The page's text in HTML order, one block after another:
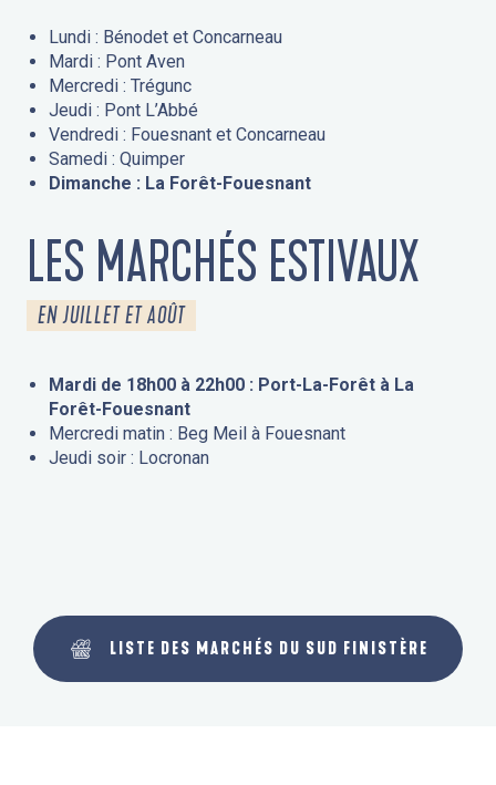
Lundi : Bénodet et Concarneau
Mardi : Pont Aven
Mercredi : Trégunc
Jeudi : Pont L’Abbé
Vendredi : Fouesnant et Concarneau
Samedi : Quimper
Dimanche : La Forêt-Fouesnant
LES MARCHÉS ESTIVAUX
EN JUILLET ET AOÛT
Mardi de 18h00 à 22h00 : Port-La-Forêt à La
Forêt-Fouesnant
Mercredi matin : Beg Meil à Fouesnant
Jeudi soir : Locronan
LISTE DES MARCHÉS DU SUD FINISTÈRE